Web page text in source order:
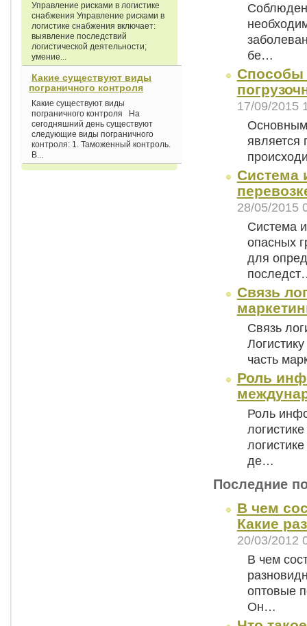
Управление рисками в логистике
снабжения Управление рисками в
логистике снабжения включает:
выявление последствий
логистической деятельности;
умение...
Какие существуют виды
пограничного контроля
Какие существуют виды
пограничного контроля На
сегодняшний день существуют
следующие виды пограничного
контроля: 1. Таможенный контроль.
В...
бе…
Способы
17/09/2015
Основным
является
Система
28/05/2015
Система
опасных
для
Связь
Связь
часть
Роль
Роль
де…
Последние
В чем
Какие
20/03/2012
В чем
оптовые
Он…